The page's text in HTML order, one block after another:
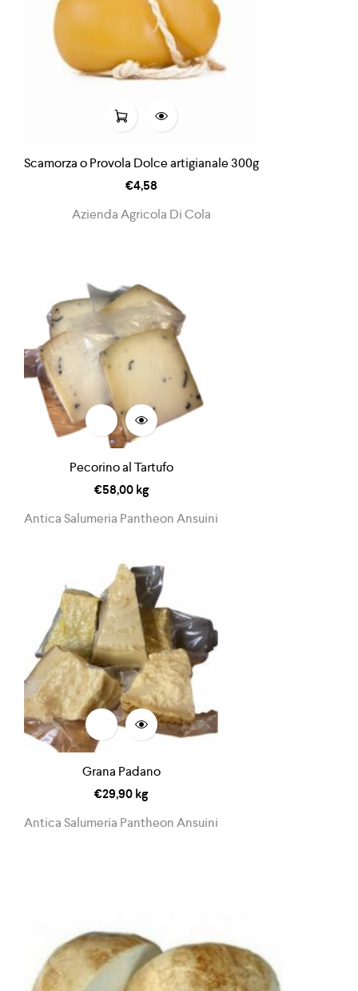
Scamorza o Provola Dolce artigianale 300g
€4,58
Azienda Agricola Di Cola
Pecorino al Tartufo
€58,00kg
Antica Salumeria Pantheon Ansuini
Grana Padano
€29,90kg
Antica Salumeria Pantheon Ansuini